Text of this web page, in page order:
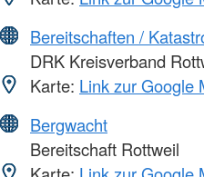
Bereitschaften /
DRK Kreisverband
Karte: Link zur Google
Bergwacht
Bereitschaft Rottweil